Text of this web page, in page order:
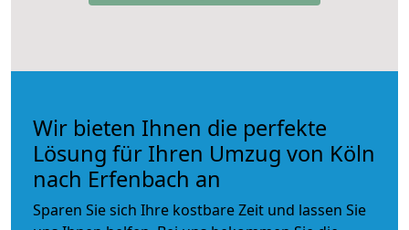
Wir bieten Ihnen die perfekte
Lösung für Ihren Umzug von Köln
nach Erfenbach an
Sparen Sie sich Ihre kostbare Zeit und lassen Sie